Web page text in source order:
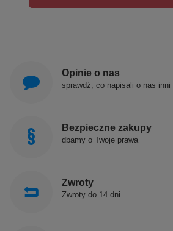
Opinie o nas
sprawdź, co napisali o nas inni
Bezpieczne zakupy
dbamy o Twoje prawa
Zwroty
Zwroty do 14 dni